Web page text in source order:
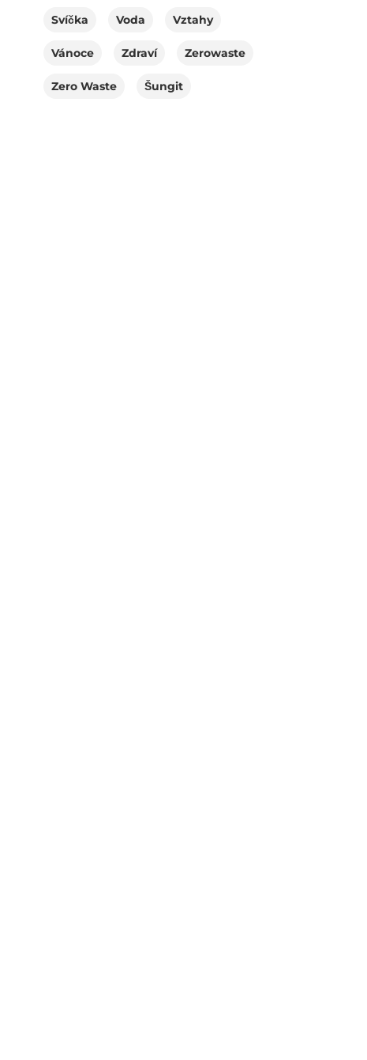
Svíčka Voda Vztahy
Vánoce Zdraví Zerowaste
Zero Waste Šungit